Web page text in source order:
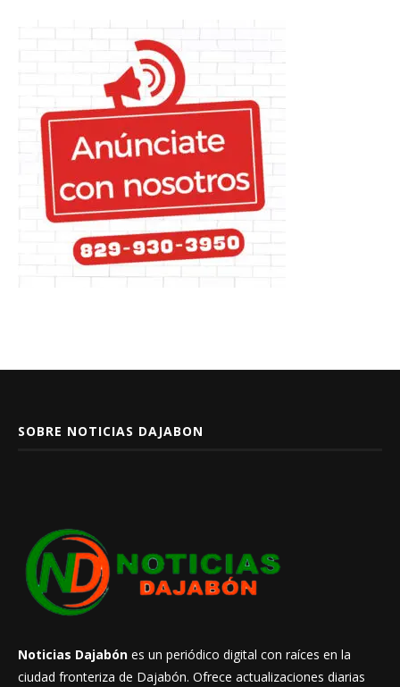
SOBRE NOTICIAS DAJABON
Noticias Dajabón es un periódico digital con raíces en la
ciudad fronteriza de Dajabón. Ofrece actualizaciones diarias